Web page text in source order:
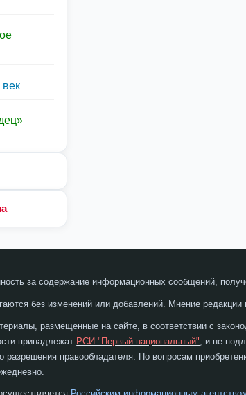
за содержание информационных сообщений,
без изменений или добавлений. Мнение редакции
размещенные на сайте, в соответствии с
принадлежат РСИ "Первый национальный" , и не
правообладателя. По вопросам